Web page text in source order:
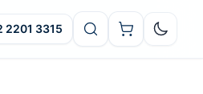
2201 3315 Oscuro